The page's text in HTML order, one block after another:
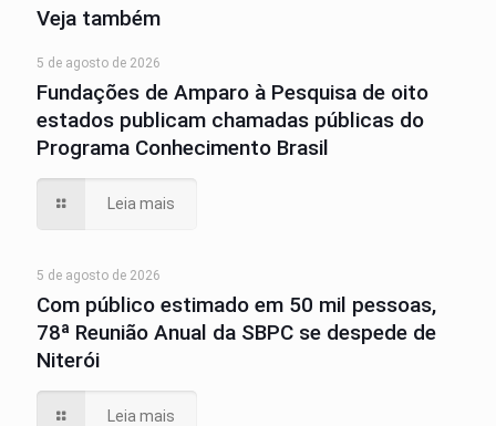
Veja também
5 de agosto de 2026
Fundações de Amparo à Pesquisa de oito
estados publicam chamadas públicas do
Programa Conhecimento Brasil
Leia mais
5 de agosto de 2026
Com público estimado em 50 mil pessoas,
78ª Reunião Anual da SBPC se despede de
Niterói
Leia mais